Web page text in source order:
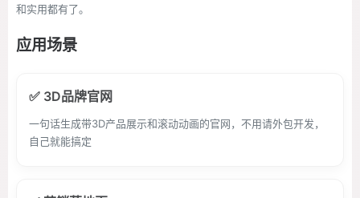
和实用都有了。
应用场景
✅ 3D品牌官网
一句话生成带3D产品展示和滚动动画的官网，不用请外包开发，
自己就能搞定